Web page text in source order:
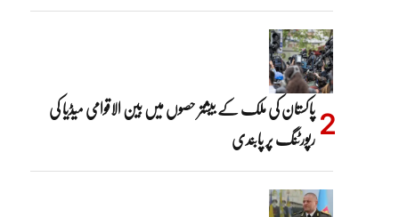
پاکستان کی ملک کے بیشتر حصوں میں بین الاقوامی میڈیا کی
رپورٹنگ پر پابندی